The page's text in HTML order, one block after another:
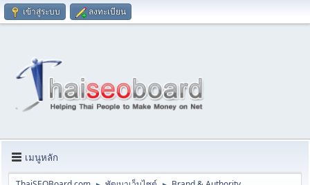
เข้าสู่ระบบ ลงทะเบียน
เมนูหลัก